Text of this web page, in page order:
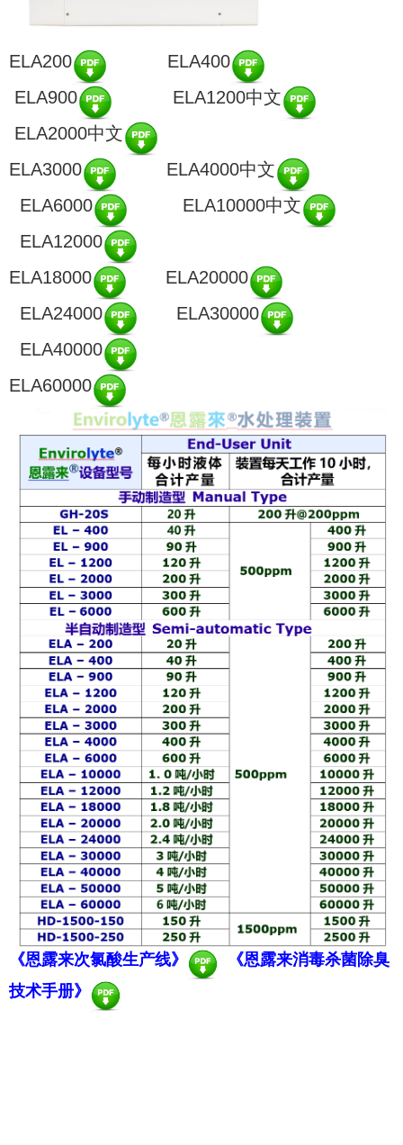
ELA200
ELA400
ELA900
ELA1200中文
ELA2000中文
ELA3000
ELA4000中文
ELA6000
ELA10000中文
ELA12000
ELA18000
ELA20000
ELA24000
ELA30000
ELA40000
ELA60000
《恩露来次氯酸生产线》
《恩露来消毒杀菌除臭
技术手册》